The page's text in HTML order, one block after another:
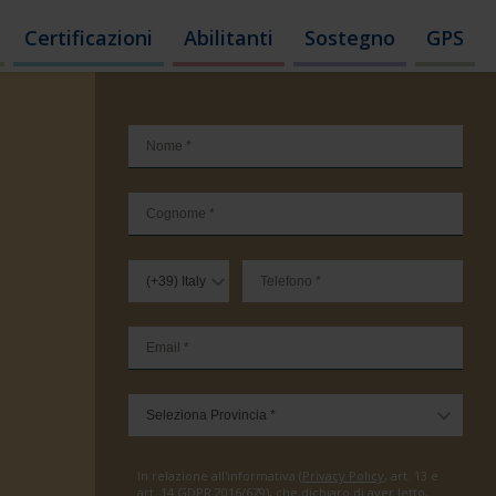
Certificazioni Abilitanti Sostegno GPS
In relazione all'informativa ( Privacy Policy, art. 13 e
art. 14 GDPR 2016/679), che dichiaro di aver letto,